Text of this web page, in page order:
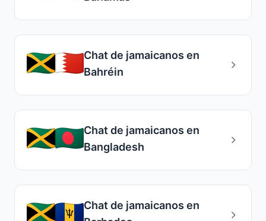
Chat de jamaicanos en
Bahréin
Chat de jamaicanos en
Bangladesh
Chat de jamaicanos en